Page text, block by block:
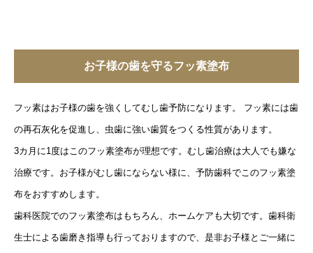
お子様の歯を守るフッ素塗布
フッ素はお子様の歯を強くしてむし歯予防になります。 フッ素には歯
の再石灰化を促進し、虫歯に強い歯質をつくる性質があります。
3カ月に1度はこのフッ素塗布が理想です。むし歯治療は大人でも嫌な
治療です。お子様がむし歯にならない様に、予防歯科でこのフッ素塗
布をおすすめします。
歯科医院でのフッ素塗布はもちろん、ホームケアも大切です。歯科衛
生士による歯磨き指導も行っておりますので、是非お子様とご一緒に